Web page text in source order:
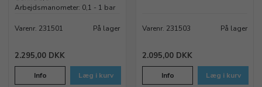
Arbejdsmanometer: 0,1 - 1 bar
Varenr. 231501 På lager
2.295,00 DKK
Info Læg i kurv
Varenr. 231503 På lager
2.095,00 DKK
Info Læg i kurv